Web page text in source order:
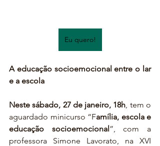
Eu quero!
A educação socioemocional entre o lar
e a escola
Neste sábado, 27 de janeiro, 18h , tem o
aguardado minicurso “Família, escola e
educação socioemocional”, com a
professora Simone Lavorato, na XVI